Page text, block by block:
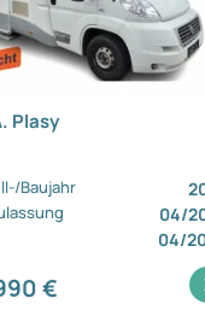
Plasy
Baujahr
04/
04/
€